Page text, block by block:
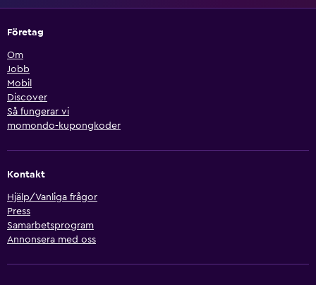
Företag
Om
Jobb
Mobil
Discover
Så fungerar vi
momondo-kupongkoder
Kontakt
Hjälp/Vanliga frågor
Press
Samarbetsprogram
Annonsera med oss